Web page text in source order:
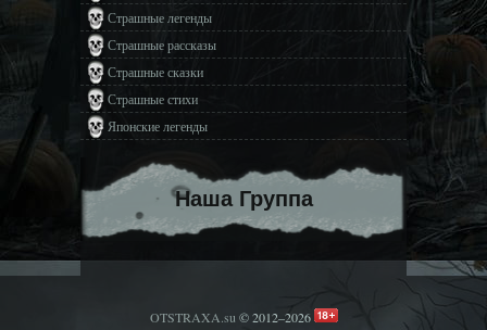
Страшные легенды
Страшные рассказы
Страшные сказки
Страшные стихи
Японские легенды
Наша Группа
OTSTRAXA.su © 2012–2026